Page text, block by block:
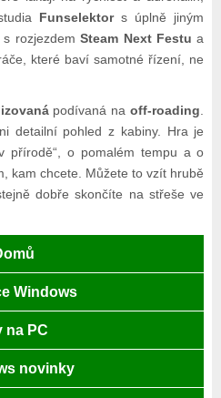
Funselektors úplně jiným
s rozjezdemSteam Next Festu a
které baví samotné řízení, ne
podívaná naoff-roading.
detailní pohled z kabiny. Hra je
přírodě“, o pomalém tempu a o
kam chcete. Můžete to vzít hrubě
dobře skončíte na střeše ve
Windows
na PC
novinky